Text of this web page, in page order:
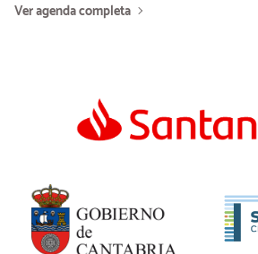
Ver agenda completa